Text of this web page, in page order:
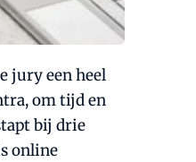
jury een heel
om tijd en
bij drie
online